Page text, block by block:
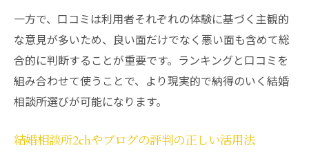
一方で、口コミは利用者それぞれの体験に基づく主観的
な意見が多いため、良い面だけでなく悪い面も含めて総
合的に判断することが重要です。ランキングと口コミを
組み合わせて使うことで、より現実的で納得のいく結婚
相談所選びが可能になります。
結婚相談所2chやブログの評判の正しい活用法